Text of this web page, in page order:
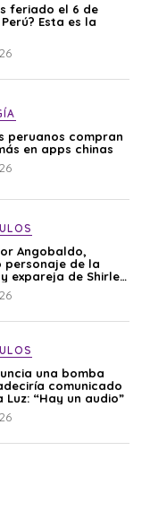
feriado el 6 de
Esta es la
peruanos compran
en apps chinas
Angobaldo,
personaje de la
expareja de Shirley
una bomba
comunicado
Luz: “Hay un audio”